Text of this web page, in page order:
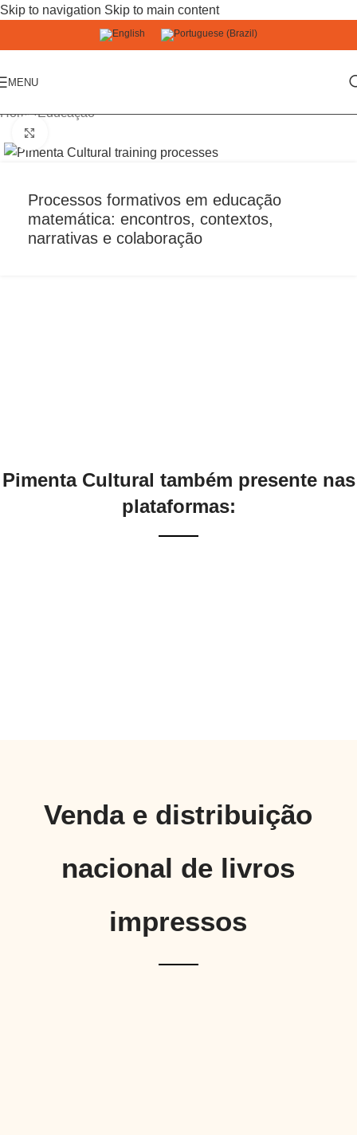
Skip to navigation Skip to main content
MENU
Home/Educação
Processos formativos em educação
matemática: encontros, contextos,
narrativas e colaboração
Pimenta Cultural também presente nas
plataformas:
Venda e distribuição
nacional de livros
impressos